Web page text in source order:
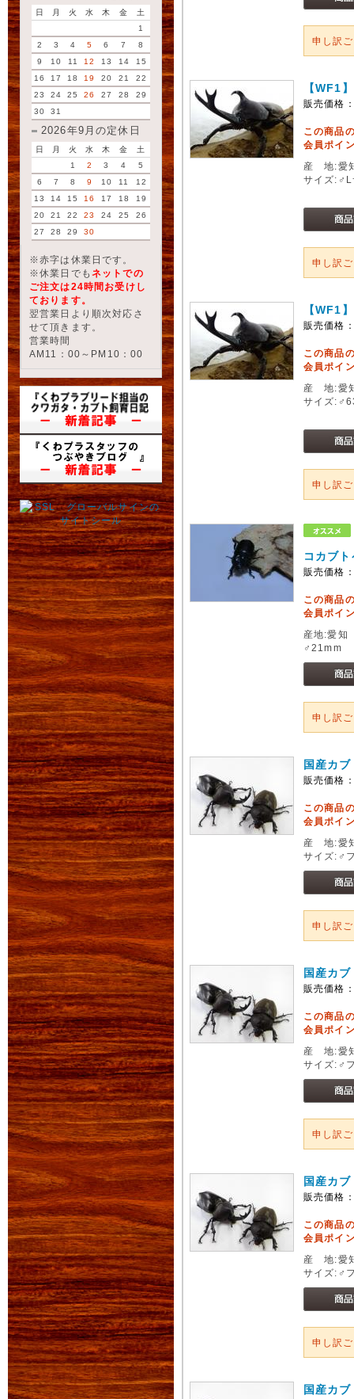
日 月 火 水 木 金
土
1
2
3 4 5 6 7
8
9
10 11 12 13 14
15
16
17 18 19 20 21
22
23
24 25 26 27 28
29
30
31
2026年9月の定休日
日 月 火 水 木 金
土
1
2 3 4
5
6
7 8 9 10 11
12
13
14 15 16 17 18
19
20
21 22 23 24 25
26
27
28 29 30
※赤字は休業日です。
※休業日でも ネットでの
ご注文は24時間お受けし
ております。
翌営業日より順次対応さ
せて頂きます。
営業時間
AM11：00～PM10：00
申し訳
【WF1
販売価格
この商品
会員ポイ
産 地:愛
サイズ
申し訳
【WF1
販売価格
この商品
会員ポイ
産 地:愛
サイズ
申し訳
コカブ
販売価格
この商品
会員ポイ
産地:愛知
♂21mm
申し訳
国産カ
販売価格
この商品
会員ポイ
産 地:愛
サイズ:♂
申し訳
国産カ
販売価格
この商品
会員ポイ
産 地:愛
サイズ:♂
申し訳
国産カ
販売価格
この商品
会員ポイ
産 地:愛
サイズ:♂
申し訳
国産カ